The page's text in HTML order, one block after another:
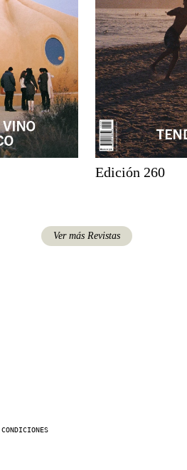
Edición 260
Ver más Revistas